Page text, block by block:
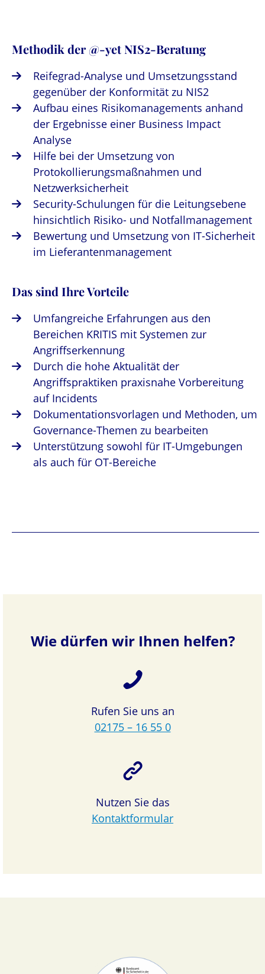
Methodik der @-yet NIS2-Beratung
Reifegrad-Analyse und Umsetzungsstand
gegenüber der Konformität zu NIS2
Aufbau eines Risikomanagements anhand
der Ergebnisse einer Business Impact
Analyse
Hilfe bei der Umsetzung von
Protokollierungsmaßnahmen und
Netzwerksicherheit
Security-Schulungen für die Leitungsebene
hinsichtlich Risiko- und Notfallmanagement
Bewertung und Umsetzung von IT-Sicherheit
im Lieferantenmanagement
Das sind Ihre Vorteile
Umfangreiche Erfahrungen aus den
Bereichen KRITIS mit Systemen zur
Angriffserkennung
Durch die hohe Aktualität der
Angriffspraktiken praxisnahe Vorbereitung
auf Incidents
Dokumentationsvorlagen und Methoden, um
Governance-Themen zu bearbeiten
Unterstützung sowohl für IT-Umgebungen
als auch für OT-Bereiche
Wie dürfen wir Ihnen helfen?
Rufen Sie uns an
02175 – 16 55 0
Nutzen Sie das
Kontaktformular